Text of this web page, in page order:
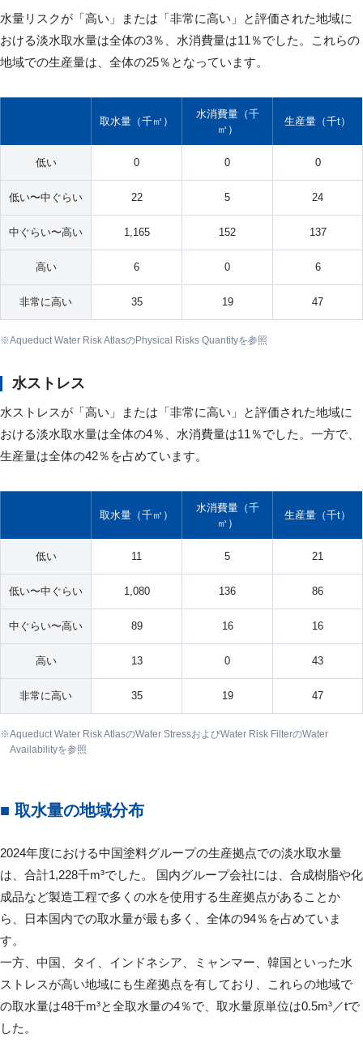
水量リスクが「高い」または「非常に高い」と評価された地域に
おける淡水取水量は全体の3％、水消費量は11％でした。これらの
地域での生産量は、全体の25％となっています。
取水量（千㎥）
水消費量（千
㎥）
生産量（千t）
低い 0 0 0
低い〜中ぐらい 22 5 24
中ぐらい〜高い 1,165 152 137
高い 6 0 6
非常に高い 35 19 47
Aqueduct Water Risk AtlasのPhysical Risks Quantityを参照
水ストレス
水ストレスが「高い」または「非常に高い」と評価された地域に
おける淡水取水量は全体の4％、水消費量は11％でした。一方で、
生産量は全体の42％を占めています。
取水量（千㎥）
水消費量（千
㎥）
生産量（千t）
低い 11 5 21
低い〜中ぐらい 1,080 136 86
中ぐらい〜高い 89 16 16
高い 13 0 43
非常に高い 35 19 47
Aqueduct Water Risk AtlasのWater StressおよびWater Risk FilterのWater
Availabilityを参照
■ 取水量の地域分布
2024年度における中国塗料グループの生産拠点での淡水取水量
は、合計1,228千m³でした。 国内グループ会社には、合成樹脂や化
成品など製造工程で多くの水を使用する生産拠点があることか
ら、日本国内での取水量が最も多く、全体の94％を占めていま
す。
一方、中国、タイ、インドネシア、ミャンマー、韓国といった水
ストレスが高い地域にも生産拠点を有しており、これらの地域で
の取水量は48千m³と全取水量の4％で、取水量原単位は0.5m³／tで
した。